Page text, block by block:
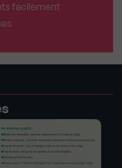
facilement